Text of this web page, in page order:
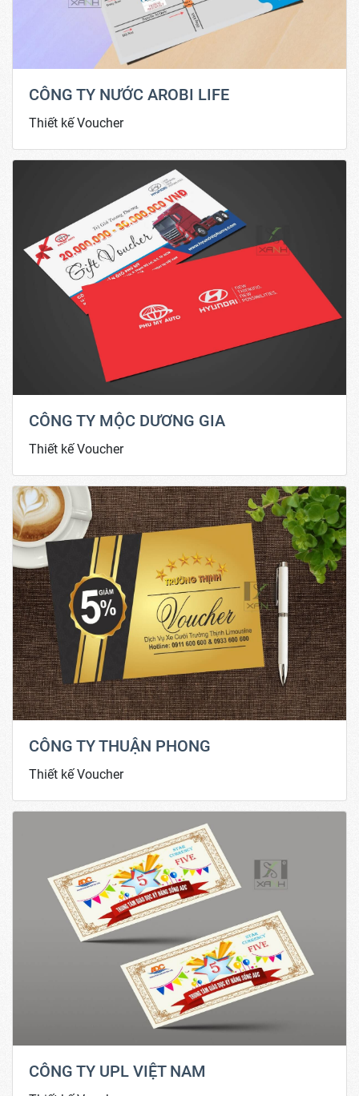
CÔNG TY NƯỚC AROBI LIFE
Thiết kế Voucher
CÔNG TY MỘC DƯƠNG GIA
Thiết kế Voucher
CÔNG TY THUẬN PHONG
Thiết kế Voucher
CÔNG TY UPL VIỆT NAM